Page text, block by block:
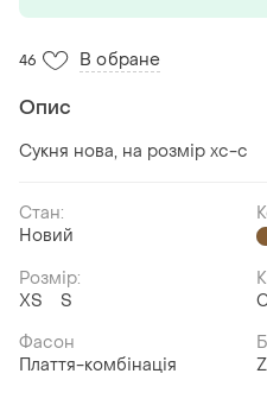
46 В обране
Опис
Сукня нова, на розмір хс-с
Стан:
Новий
Розмір:
ХS
S
Фасон
Плаття-комбінація